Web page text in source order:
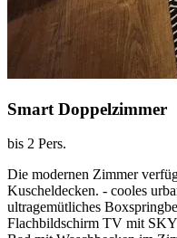
Smart Doppelzimmer
bis 2 Pers.
Die modernen Zimmer
Kuscheldecken. - cooles
ultragemütliches
Flachbildschirm TV mit SKY